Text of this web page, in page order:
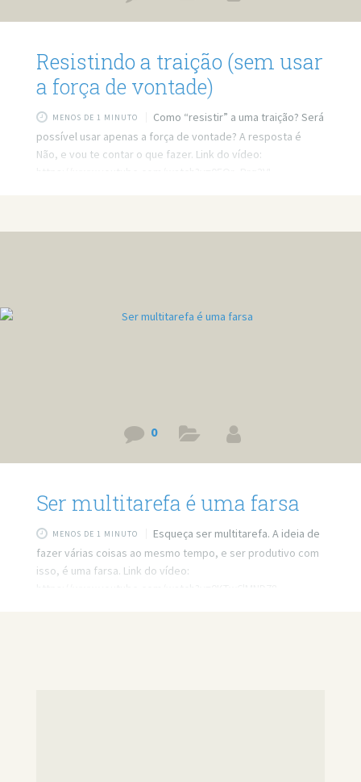
Resistindo a traição (sem usar
a força de vontade)
MENOS DE 1 MINUTO
Como “resistir” a uma traição? Será
possível usar apenas a força de vontade? A resposta é
Não, e vou te contar o que fazer. Link do vídeo:
0
Ser multitarefa é uma farsa
MENOS DE 1 MINUTO
Esqueça ser multitarefa. A ideia de
fazer várias coisas ao mesmo tempo, e ser produtivo com
isso, é uma farsa. Link do vídeo: